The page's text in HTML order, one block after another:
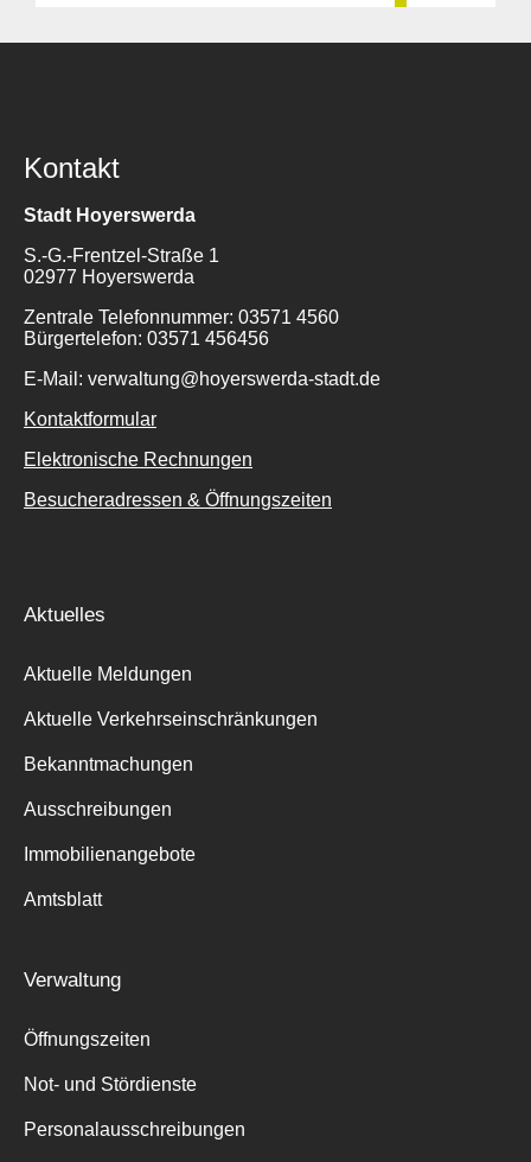
Kontakt
Stadt Hoyerswerda
S.-G.-Frentzel-Straße 1
02977 Hoyerswerda
Zentrale Telefonnummer: 03571 4560
Bürgertelefon: 03571 456456
E-Mail: verwaltung@hoyerswerda-stadt.de
Kontaktformular
Elektronische Rechnungen
Besucheradressen & Öffnungszeiten
Aktuelles
Aktuelle Meldungen
Aktuelle Verkehrseinschränkungen
Bekanntmachungen
Ausschreibungen
Immobilienangebote
Amtsblatt
Verwaltung
Öffnungszeiten
Not- und Stördienste
Personalausschreibungen